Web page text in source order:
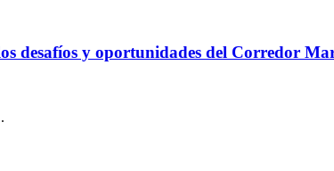
desafíos y oportunidades del Corredor